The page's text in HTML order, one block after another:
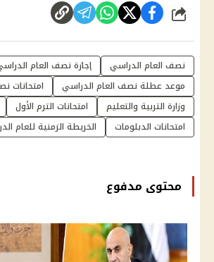
شارك
نصف العام الدراسي
إجازة نصف العام
موعد عطلة نصف العام الدراسي
امتحانات
وزارة التربية والتعليم
امتحانات الترم الأول
امتحانات الدبلومات
الخريطة الزمنية للعام
محتوى مدفوع